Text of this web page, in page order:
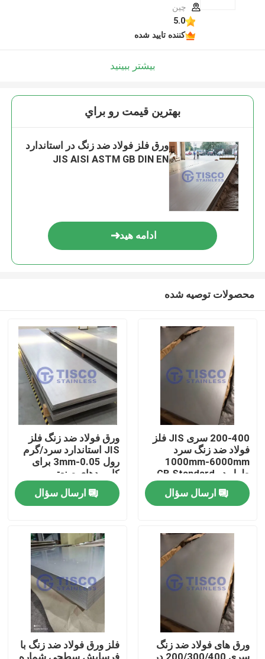
صفحه اصلی
محصولات
فیلم های
چین
5.0
کننده تایید شده
بیشتر ببینید
بهترين قيمت رو براي
ورق فلز فولاد ضد زنگ در استاندارد
JIS AISI ASTM GB DIN EN
ادامه هید
محصولات توصیه شده
200-400 سری JIS فلز
فولاد ضد زنگ سرد
1000mm-6000mm
طول در GB Standard
Mill Edge
ارسال سؤال
ورق فولاد ضد زنگ فلز
JIS استاندارد سرد/گرم
رول 0.05-3mm برای
کاربردهای صنعتی
ارسال سؤال
ورق های فولاد ضد زنگ
فلز ورق فولاد ضد زنگ با